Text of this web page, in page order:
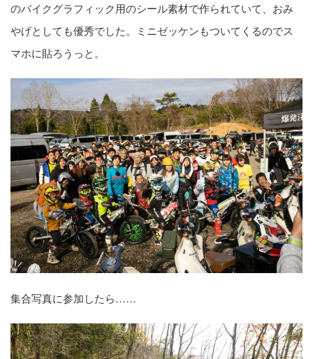
のバイクグラフィック用のシール素材で作られていて、おみ
やげとしても優秀でした。ミニゼッケンもついてくるのでス
マホに貼ろうっと。
集合写真に参加したら……